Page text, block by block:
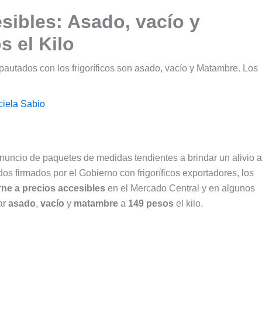
Asado, vacío y
el Kilo
con los frigoríficos son asado, vacío y Matambre. Los
Sabio
de paquetes de medidas tendientes a brindar un alivio a
firmados por el Gobierno con frigoríficos exportadores, los
a precios accesibles en el Mercado Central y en algunos
asado, vacío y matambre a 149 pesos el kilo.